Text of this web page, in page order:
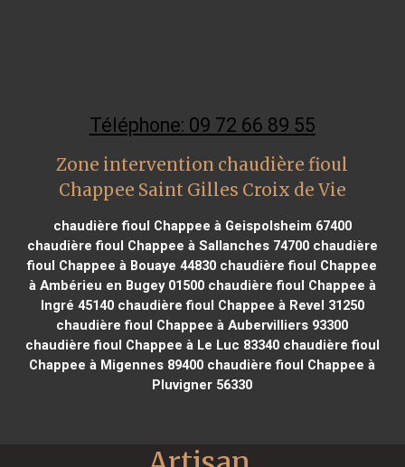
Téléphone: 09 72 66 89 55
Zone intervention chaudière fioul
Chappee Saint Gilles Croix de Vie
chaudière fioul Chappee à Geispolsheim 67400
chaudière fioul Chappee à Sallanches 74700chaudière
fioul Chappee à Bouaye 44830 chaudière fioul Chappee
à Ambérieu en Bugey 01500chaudière fioul Chappee à
Ingré 45140chaudière fioul Chappee à Revel 31250
chaudière fioul Chappee à Aubervilliers 93300
chaudière fioul Chappee à Le Luc 83340chaudière fioul
Chappee à Migennes 89400 chaudière fioul Chappee à
Pluvigner 56330